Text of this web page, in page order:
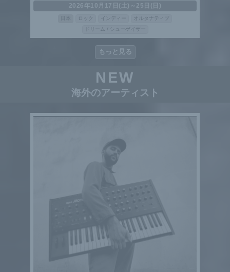
2026年10月17日(土)～25日(日)
ロック インディー
オルタナティブ
ドリーム / シューゲイザー
もっと見る
NEW
海外のアーティスト